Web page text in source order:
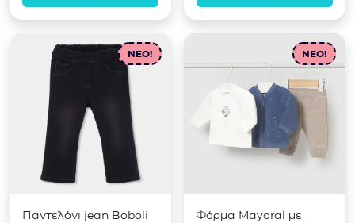
NEO!
Παντελόνι jean Boboli
NEO!
Φόρμα Mayoral με